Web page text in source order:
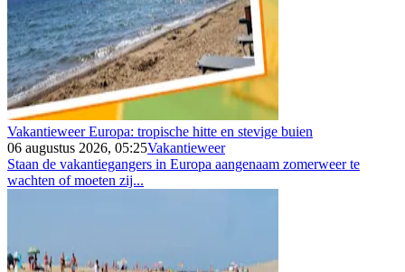
Vakantieweer Europa: tropische hitte en stevige buien
06 augustus 2026, 05:25Vakantieweer
Staan de vakantiegangers in Europa aangenaam zomerweer te
wachten of moeten zij...